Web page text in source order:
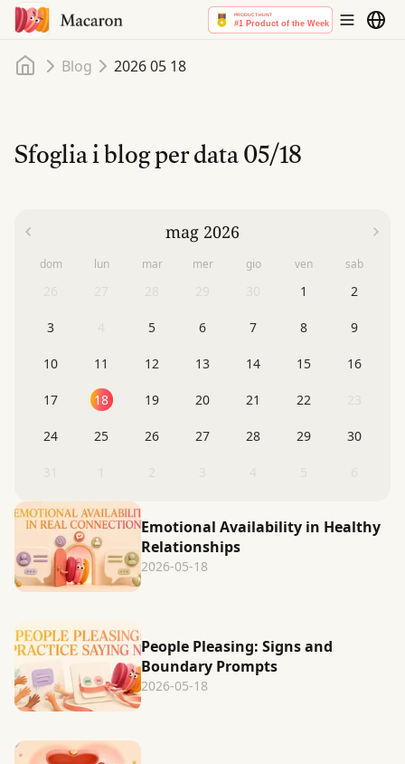
Home
Blog 2026 05 18
Sfoglia i blog per data05/18
Emotional Availability in Healthy
Relationships
2026-05-18
People Pleasing: Signs and
Boundary Prompts
2026-05-18
mag 2026
dom lun mar mer gio ven sab
1 2
3 5 6 7 8 9
10 11 12 13 14 15 16
17 18 19 20 21 22
24 25 26 27 28 29 30